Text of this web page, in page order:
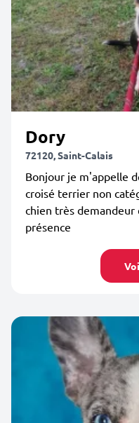
Dory
72120, Saint-Calais
Bonjour je m'appelle
croisé terrier non
chien très
présence